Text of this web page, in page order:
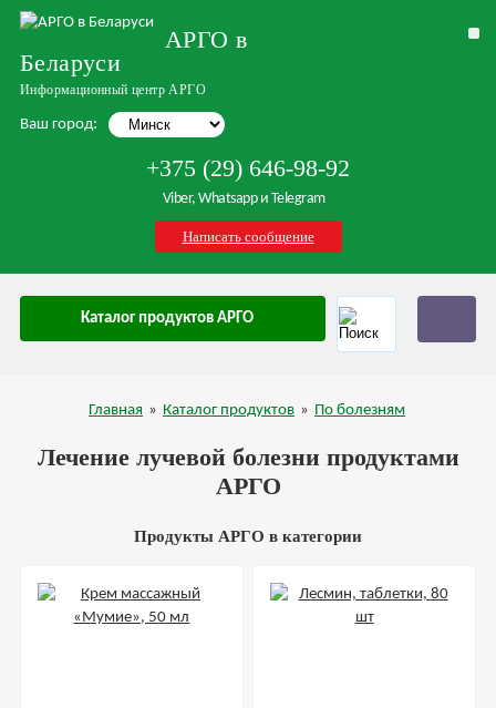
АРГО в
Беларуси
Информационный центр АРГО
Ваш город:
+375 (29) 646-98-92
Viber, Whatsapp и Telegram
Написать сообщение
Каталог продуктов АРГО
Главная » Каталог продуктов » По болезням
Лечение лучевой болезни продуктами
АРГО
Продукты АРГО в категории